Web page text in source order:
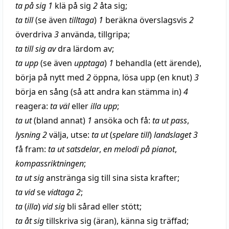
ta på sig 1 klä på sig 2åta sig;
ta till(se även tilltaga) 1 beräkna överslagsvis 2
överdriva 3använda, tillgripa;
ta till sig avdra lärdom av;
ta upp(se även upptaga) 1 behandla (ett ärende),
börja på nytt med 2öppna, lösa upp (en knut)3
börja en sång (så att andra kan stämma in)4
reagera: tavälellerillaupp;
ta ut(bland annat) 1 ansöka och få: ta utpass,
lysning2välja, utse: ta ut(spelaretill)landslaget 3
få fram: ta ut satsdelar, enmelodipå pianot,
kompassriktningen;
ta ut siganstränga sig till sina sista krafter;
ta vidsevidtaga2;
ta(illa)vid sig bli sårad ellerstött;
ta åt sigtillskriva sig (äran), känna sig träffad;